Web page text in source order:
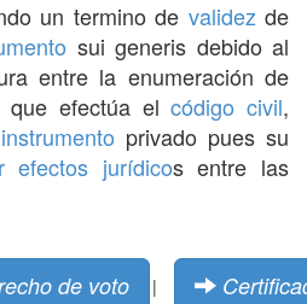
un termino de validez de
sui generis debido al
entre la enumeración de
que efectúa elcódigo civil,
instrumento privado pues su
efectos jurídicos entre las
de voto |